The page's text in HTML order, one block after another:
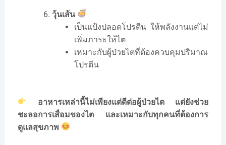
วุ้นเส้น
เป็นแป้งปลอดโปรตีน ให้พลังงานแต่ไม่
เพิ่มภาระให้ไต
เหมาะกับผู้ป่วยไตที่ต้องควบคุมปริมาณ
โปรตีน
อาหารเหล่านี้ไม่เพียงแต่ดีต่อผู้ป่วยไต แต่ยังช่วย
ชะลอการเสื่อมของไต และเหมาะกับทุกคนที่ต้องการ
ดูแลสุขภาพ